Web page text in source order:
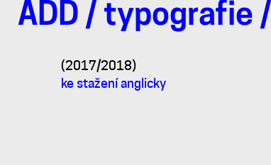
ADD / typografie /
Autorské
písmo
(2017/2018)
ke stažení anglicky